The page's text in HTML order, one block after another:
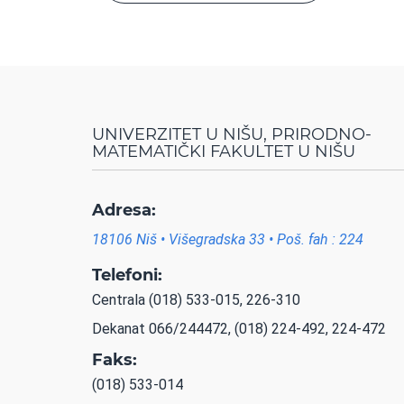
UNIVERZITET U NIŠU, PRIRODNO-
MATEMATIČKI FAKULTET U NIŠU
Adresa:
18106 Niš • Višegradska 33 • Poš. fah : 224
Telefoni:
Centrala (018) 533-015, 226-310
Dekanat 066/244472, (018) 224-492, 224-472
Faks:
(018) 533-014